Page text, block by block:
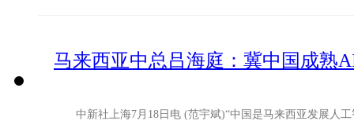
马来西亚中总吕海庭：冀中国成熟
中新社上海7月18日电 (范宇斌)“中国是马来西亚发展人工